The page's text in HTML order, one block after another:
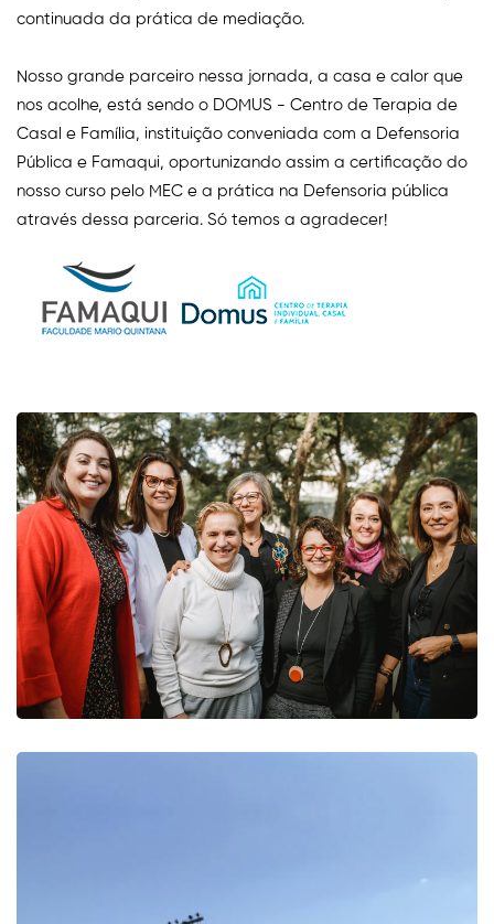
continuada da prática de mediação.
Nosso grande parceiro nessa jornada, a casa e calor que
nos acolhe, está sendo o DOMUS - Centro de Terapia de
Casal e Família, instituição conveniada com a Defensoria
Pública e Famaqui, oportunizando assim a certificação do
nosso curso pelo MEC e a prática na Defensoria pública
através dessa parceria. Só temos a agradecer!